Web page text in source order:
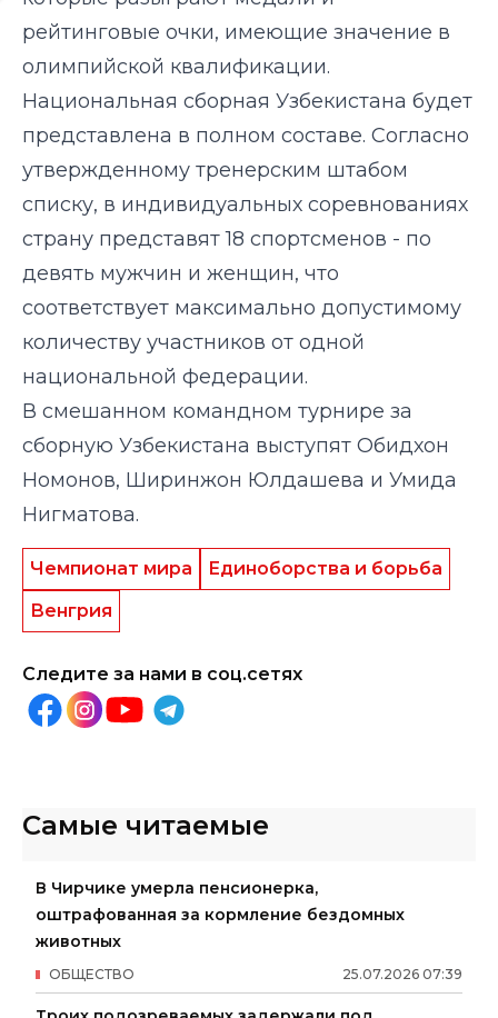
рейтинговые очки, имеющие значение в
олимпийской квалификации.
Национальная сборная Узбекистана будет
представлена в полном составе. Согласно
утвержденному тренерским штабом
списку, в индивидуальных соревнованиях
страну представят 18 спортсменов - по
девять мужчин и женщин, что
соответствует максимально допустимому
количеству участников от одной
национальной федерации.
В смешанном командном турнире за
сборную Узбекистана выступят Обидхон
Номонов, Ширинжон Юлдашева и Умида
Нигматова.
Чемпионат мира
Единоборства и борьба
Венгрия
Следите за нами в соц.сетях
Самые читаемые
В Чирчике умерла пенсионерка,
оштрафованная за кормление бездомных
животных
25.07.2026 07:39
ОБЩЕСТВО